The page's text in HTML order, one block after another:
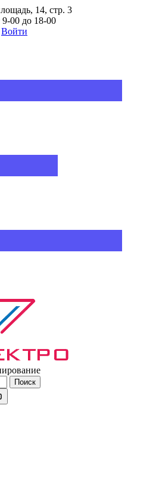
14, стр. 3
00 до 18-00
Войти
Поиск